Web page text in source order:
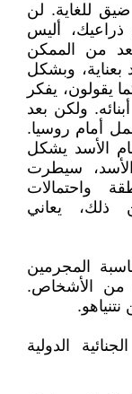
للغاية. لن
ذراعيك، أليس
من الممكن
بعناية، وبشكل
يقولون، يفكر
ولكن بعد
أمام روسيا.
الأسد يشكل
سيطرت
واحتمالات
ذلك، يعاني
المجرمين
من الأشخاص.
الدولية